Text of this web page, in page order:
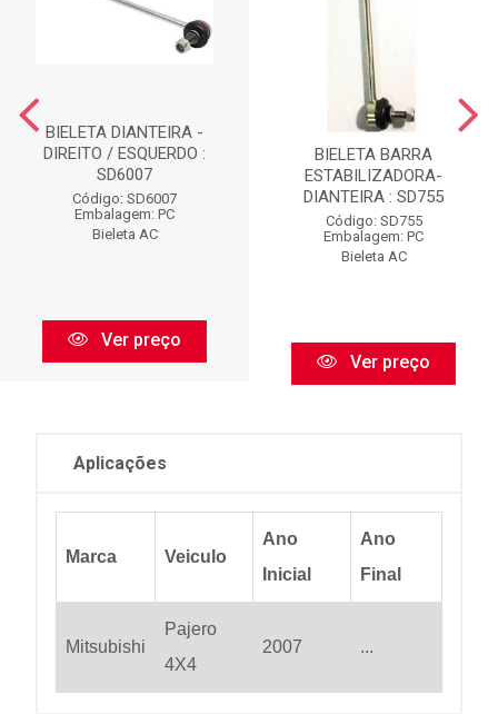
BIELETA DIANTEIRA -
DIREITO / ESQUERDO :
SD6007
Código: SD6007
Embalagem: PC
Bieleta AC
Ver preço
BIELETA BARRA
ESTABILIZADORA-
DIANTEIRA : SD755
Código: SD755
Embalagem: PC
Bieleta AC
Ver preço
Aplicações
Marca Veiculo
Ano
Inicial
Ano
Final
Mitsubishi
Pajero
4X4
2007 ...